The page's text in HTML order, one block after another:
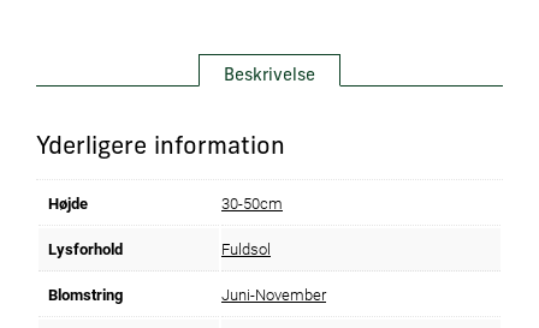
Beskrivelse
Yderligere information
Højde 30-50cm
Lysforhold Fuldsol
Blomstring Juni-November